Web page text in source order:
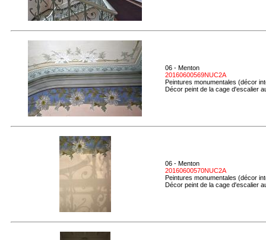
06 - Menton
20160600569NUC2A
Peintures monumentales (décor
Décor peint de la cage d'escalier
06 - Menton
20160600570NUC2A
Peintures monumentales (décor
Décor peint de la cage d'escalier